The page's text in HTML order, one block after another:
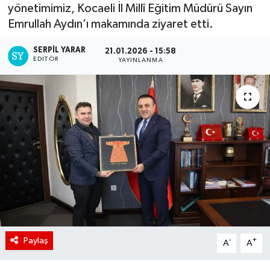
yönetimimiz, Kocaeli İl Millî Eğitim Müdürü Sayın
Emrullah Aydın’ı makamında ziyaret etti.
SERPİL YARAR
EDITÖR
21.01.2026 - 15:58
YAYINLANMA
Paylaş A- A+